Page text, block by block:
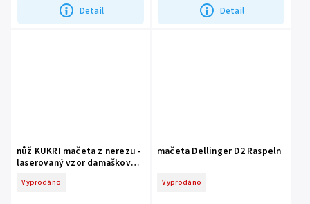
Detail Detail
nůž KUKRI mačeta z nerezu -
laserovaný vzor damaškové
Vyprodáno
mačeta Dellinger D2 Raspeln
Vyprodáno